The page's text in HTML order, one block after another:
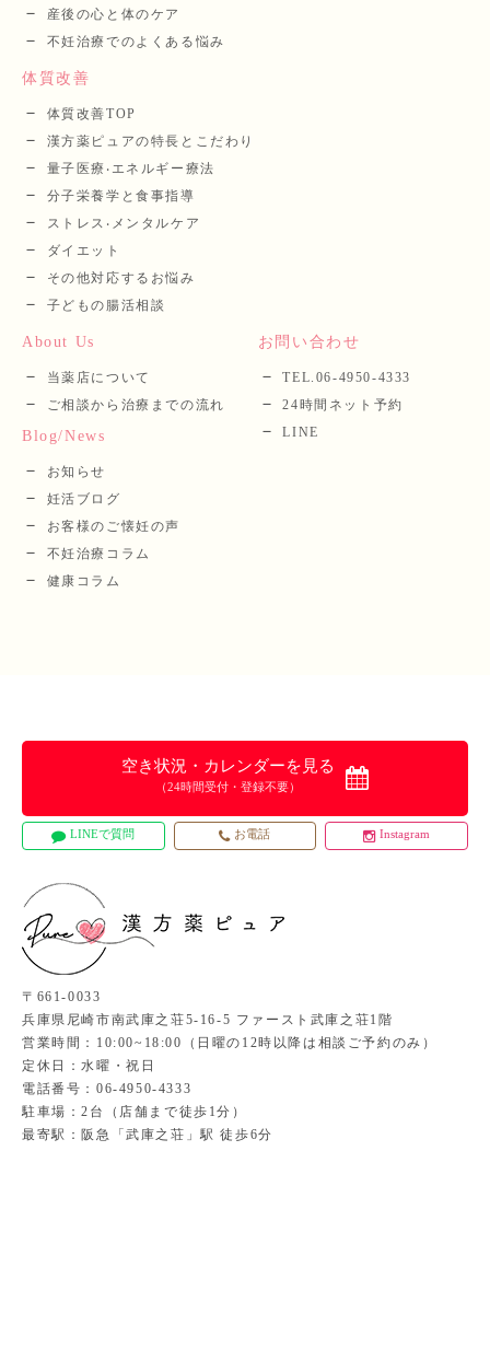
産後の⼼と体のケア
不妊治療でのよくある悩み
体質改善
体質改善TOP
漢⽅薬ピュアの特長とこだわり
量⼦医療‧エネルギー療法
分⼦栄養学と⾷事指導
ストレス‧メンタルケア
ダイエット
その他対応するお悩み
子どもの腸活相談
About Us
当薬店について
ご相談から治療までの流れ
Blog/News
お知らせ
妊活ブログ
お客様のご懐妊の声
不妊治療コラム
健康コラム
お問い合わせ
TEL.06-4950-4333
24時間ネット予約
LINE
〒661-0033
兵庫県尼崎市南武庫之荘5-16-5 ファースト武庫之荘1階
営業時間：10:00~18:00（日曜の12時以降は相談ご予約のみ）
定休日：水曜・祝日
電話番号：06-4950-4333
駐車場：2台（店舗まで徒歩1分）
最寄駅：阪急「武庫之荘」駅 徒歩6分
空き状況・カレンダーを見る
（24時間受付・登録不要）
LINEで質問 お電話 Instagram